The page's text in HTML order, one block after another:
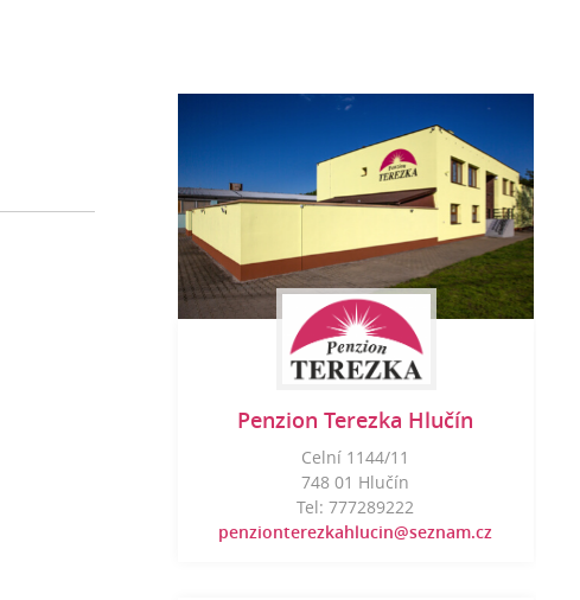
Penzion Terezka Hlučín
Celní 1144/11
748 01 Hlučín
Tel: 777289222
penzionterezkahlucin@seznam.cz